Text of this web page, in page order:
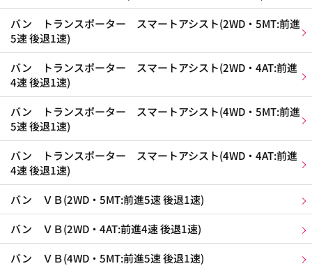
バン トランスポーター スマートアシスト(2WD・5MT:前進
5速 後退1速)
バン トランスポーター スマートアシスト(2WD・4AT:前進
4速 後退1速)
バン トランスポーター スマートアシスト(4WD・5MT:前進
5速 後退1速)
バン トランスポーター スマートアシスト(4WD・4AT:前進
4速 後退1速)
バン ＶＢ(2WD・5MT:前進5速 後退1速)
バン ＶＢ(2WD・4AT:前進4速 後退1速)
バン ＶＢ(4WD・5MT:前進5速 後退1速)